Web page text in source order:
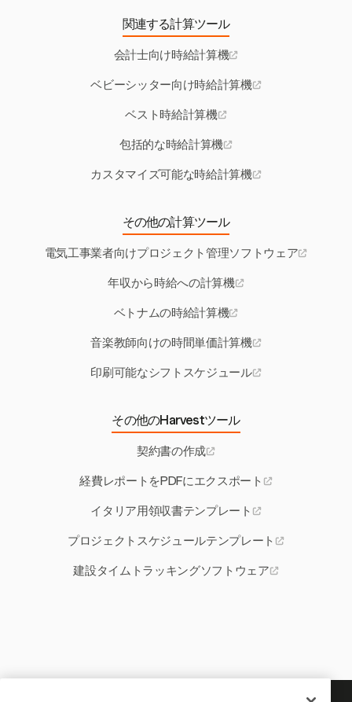
関連する計算ツール
会計士向け時給計算機
ベビーシッター向け時給計算機
ベスト時給計算機
包括的な時給計算機
カスタマイズ可能な時給計算機
その他の計算ツール
電気工事業者向けプロジェクト管理ソフトウェア
年収から時給への計算機
ベトナムの時給計算機
音楽教師向けの時間単価計算機
印刷可能なシフトスケジュール
その他のHarvestツール
契約書の作成
経費レポートをPDFにエクスポート
イタリア用領収書テンプレート
プロジェクトスケジュールテンプレート
建設タイムトラッキングソフトウェア